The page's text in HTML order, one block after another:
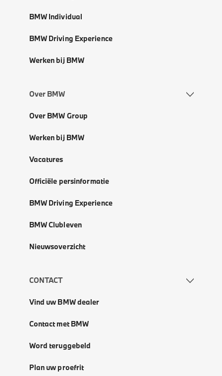
BMW Individual
BMW Driving Experience
Werken bij BMW
Over BMW
Over BMW Group
Werken bij BMW
Vacatures
Officiële persinformatie
BMW Driving Experience
BMW Clubleven
Nieuwsoverzicht
CONTACT
Vind uw BMW dealer
Contact met BMW
Word teruggebeld
Plan uw proefrit